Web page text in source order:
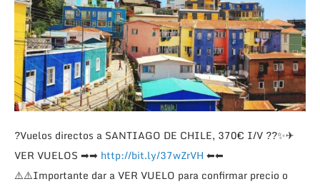
?Vuelos directos a SANTIAGO DE CHILE, 370€ I/V ??✨✈
VER VUELOS ➡➡ http://bit.ly/37wZrVH ⬅⬅
⚠️⚠️Importante dar a VER VUELO para confirmar precio o